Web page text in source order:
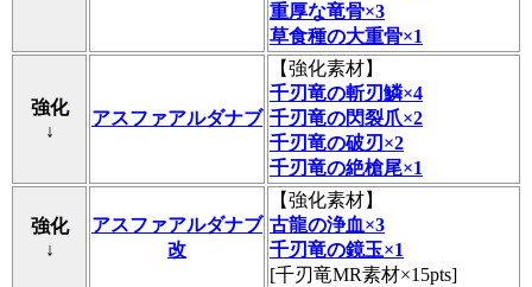
重厚な竜骨×3
草食種の大重骨×1
強化
↓
アスファアルダナブ
【強化素材】
千刃竜の斬刃鱗×4
千刃竜の閃裂爪×2
千刃竜の破刃×2
千刃竜の絶槍尾×1
強化
↓
アスファアルダナブ
改
【強化素材】
古龍の浄血×3
千刃竜の鏡玉×1
[千刃竜MR素材×15pts]